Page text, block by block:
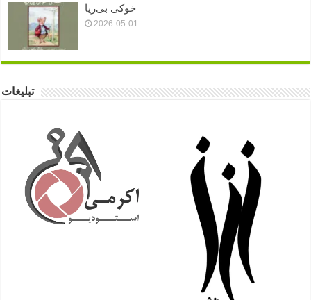
خوکی بی‌ریا
2026-05-01
تبلیغات